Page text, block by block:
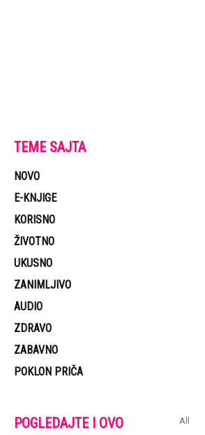
TEME SAJTA
NOVO
E-KNJIGE
KORISNO
ŽIVOTNO
UKUSNO
ZANIMLJIVO
AUDIO
ZDRAVO
ZABAVNO
POKLON PRIČA
POGLEDAJTE I OVO All